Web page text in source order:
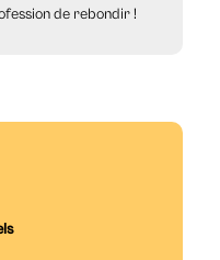
de rebondir !